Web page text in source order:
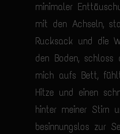
minimaler
mit den Achseln,
Rucksack und die
den Boden, schloss
mich aufs Bett,
Hitze und einen
hinter meiner Stirn
besinnungslos zur